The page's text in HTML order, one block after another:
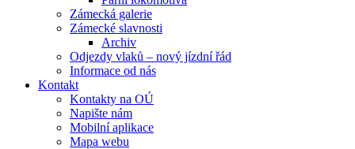
Zámecká galerie
Zámecké slavnosti
Archiv
Odjezdy vlaků – nový jízdní řád
Informace od nás
Kontakt
Kontakty na OÚ
Napište nám
Mobilní aplikace
Mapa webu